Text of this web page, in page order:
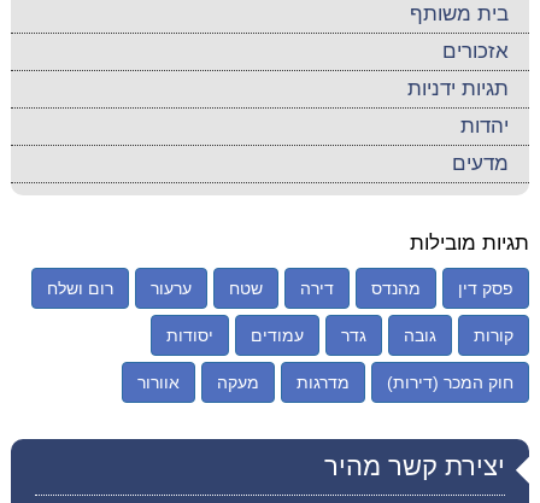
בית משותף
אזכורים
תגיות ידניות
יהדות
מדעים
תגיות מובילות
פסק דין מהנדס דירה שטח ערעור רום ושלח
קורות גובה גדר עמודים יסודות
חוק המכר (דירות) מדרגות מעקה אוורור
יצירת קשר מהיר